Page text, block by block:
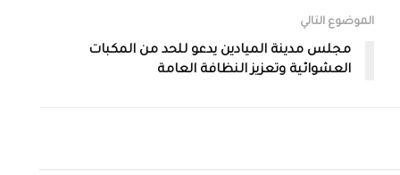
الموضوع التالي
مجلس مدينة الميادين يدعو للحد من المكبات
العشوائية وتعزيز النظافة العامة